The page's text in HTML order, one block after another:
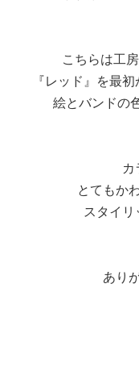
こちらは工
『レッド』を最
絵とバンドの
カ
とてもか
スタイ
あり